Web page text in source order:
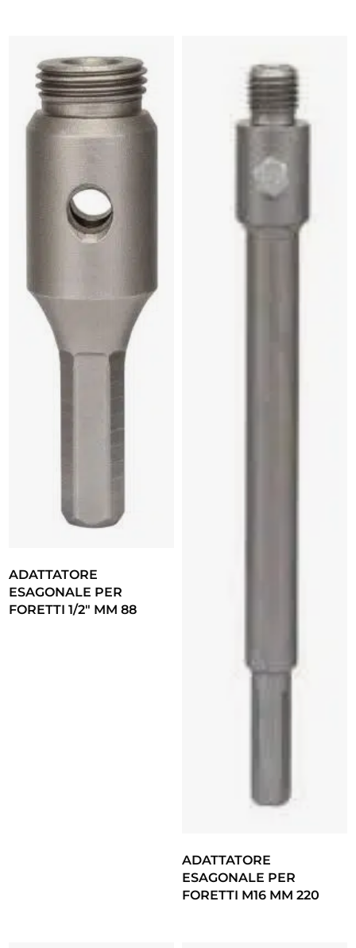
ADATTATORE
ESAGONALE PER
FORETTI 1/2″ MM 88
ADATTATORE
ESAGONALE PER
FORETTI M16 MM 220